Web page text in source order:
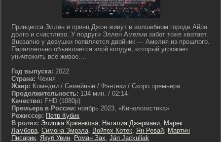
Принцесса Эллен и принц Джон живут в волшебном городе Айра
долго и счастливо. У подруги Эллен Амелии забот тоже хватает.
Внезапно у девушки появляется двойник — Амелия из прошлого.
Параллельно объявляется злой колдун, который угрожает
уничтожить всё живое....
Год выпуска: 2022
Страна: Чехия
Жанр: Комедии / Семейные / Фэнтези / Скоро премьера
Продолжительность: 134 мин. / 02:14
Качество: FHD (1080p)
Премьера в России: ноябрь 2023, «Кинологистика»
Режиссер: Петр Кубик
В ролях: Элишка Крженкова, Наталия Джермани, Марек
Ламбора, Симона Змрзла, Войтех Котек, Ян Ревай, Мартин
Писарик, Якуб Увин, Роман Зах, Ján Jackuliak